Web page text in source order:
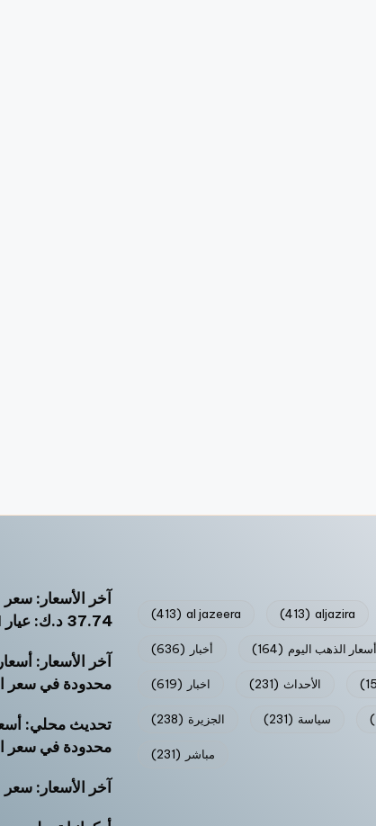
al jazeera
(413) aljazira
(413)
أخبار (636) أسعار الذهب اليوم (164)
اخبار (619) الأحداث (231)
الجزيرة (238) سياسة (231)
مباشر (231)
37.74 د.ك: عيار 21 يسجل 37.74
آخر الأسعار:
محدودة في سعر
تحديث محلي:
محدودة في سعر
آخر الأسعار: سعر جرام